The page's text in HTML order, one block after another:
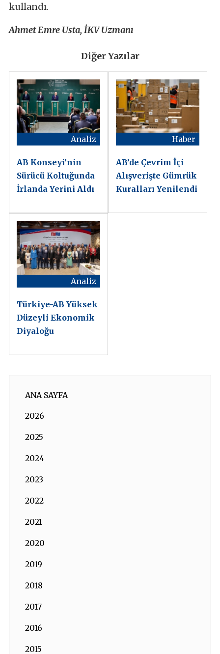
kullandı.
Ahmet Emre Usta, İKV Uzmanı
Diğer Yazılar
Analiz
AB Konseyi’nin
Sürücü Koltuğunda
İrlanda Yerini Aldı
Haber
AB’de Çevrim İçi
Alışverişte Gümrük
Kuralları Yenilendi
Analiz
Türkiye-AB Yüksek
Düzeyli Ekonomik
Diyaloğu
ANA SAYFA
2026
2025
2024
2023
2022
2021
2020
2019
2018
2017
2016
2015